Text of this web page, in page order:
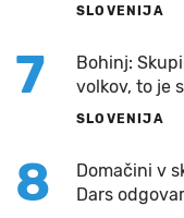
SLOVENIJA
7
Bohinj:
volkov, to je
SLOVENIJA
8
Domačini v
Dars